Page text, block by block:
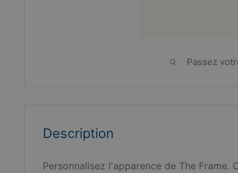
Passez
Description
Personnalisez l'apparence de The Frame.